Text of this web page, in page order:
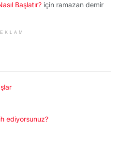
Başlatır? için ramazan demir
ediyorsunuz?